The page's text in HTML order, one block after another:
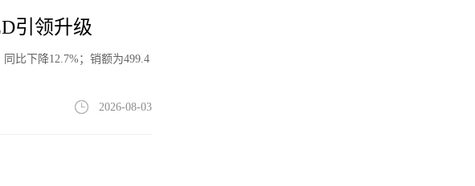
引领升级
比下降12.7%；销额为499.4
2026-08-03
CMO创立